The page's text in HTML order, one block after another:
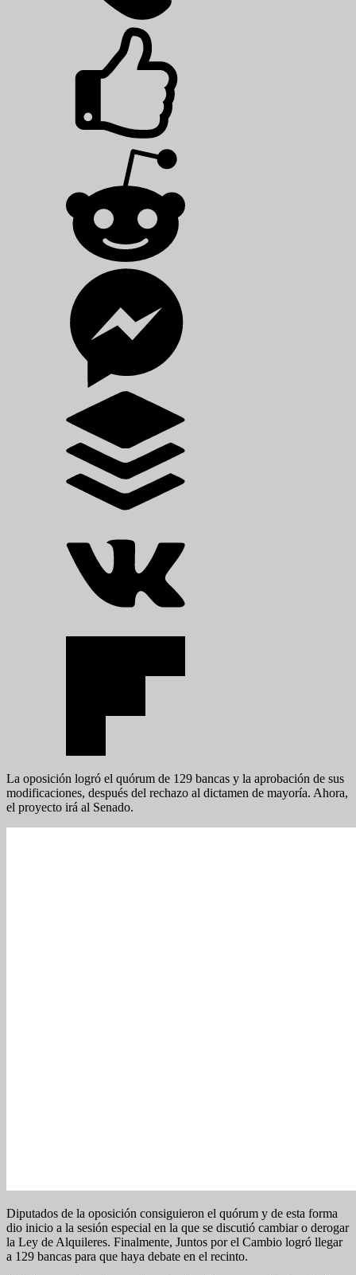
La oposición logró el quórum de 129 bancas y la aprobación de sus
modificaciones, después del rechazo al dictamen de mayoría. Ahora,
el proyecto irá al Senado.
Diputados de la oposición consiguieron el quórum y de esta forma
dio inicio a la sesión especial en la que se discutió cambiar o derogar
la Ley de Alquileres. Finalmente, Juntos por el Cambio logró llegar
a 129 bancas para que haya debate en el recinto.